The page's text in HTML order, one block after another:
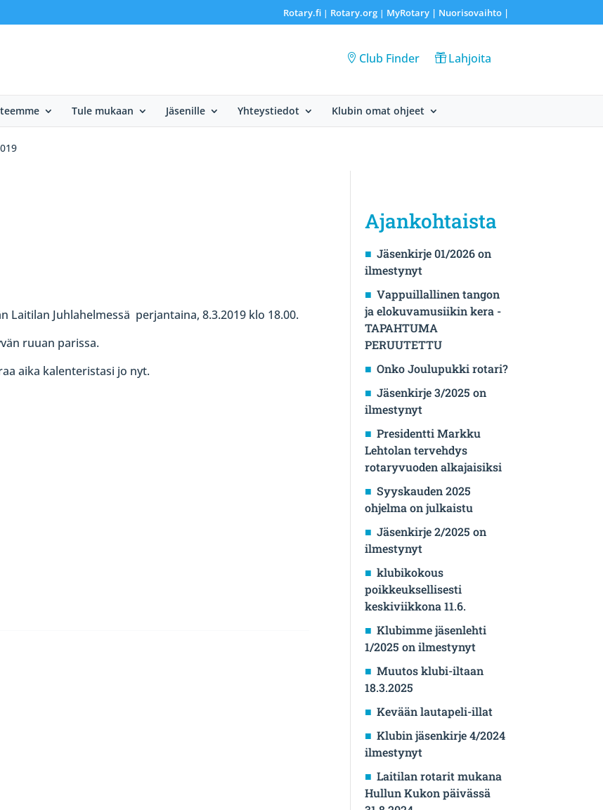
Rotary.fi| Rotary.org| MyRotary | Nuorisovaihto|
Club Finder Lahjoita
Tule mukaan Jäsenille Yhteystiedot Klubin omat ohjeet
Juhlahelmessä perjantaina, 8.3.2019 klo 18.00.
ruuan parissa.
aika kalenteristasi jo nyt.
Ajankohtaista
Jäsenkirje 01/2026 on
ilmestynyt
Vappuillallinen tangon
ja elokuvamusiikin kera -
TAPAHTUMA
PERUUTETTU
Onko Joulupukki rotari?
Jäsenkirje 3/2025 on
ilmestynyt
Presidentti Markku
Lehtolan tervehdys
rotaryvuoden alkajaisiksi
Syyskauden 2025
ohjelma on julkaistu
Jäsenkirje 2/2025 on
ilmestynyt
klubikokous
poikkeuksellisesti
keskiviikkona 11.6.
Klubimme jäsenlehti
1/2025 on ilmestynyt
Muutos klubi-iltaan
18.3.2025
Kevään lautapeli-illat
Klubin jäsenkirje 4/2024
ilmestynyt
Laitilan rotarit mukana
Hullun Kukon päivässä